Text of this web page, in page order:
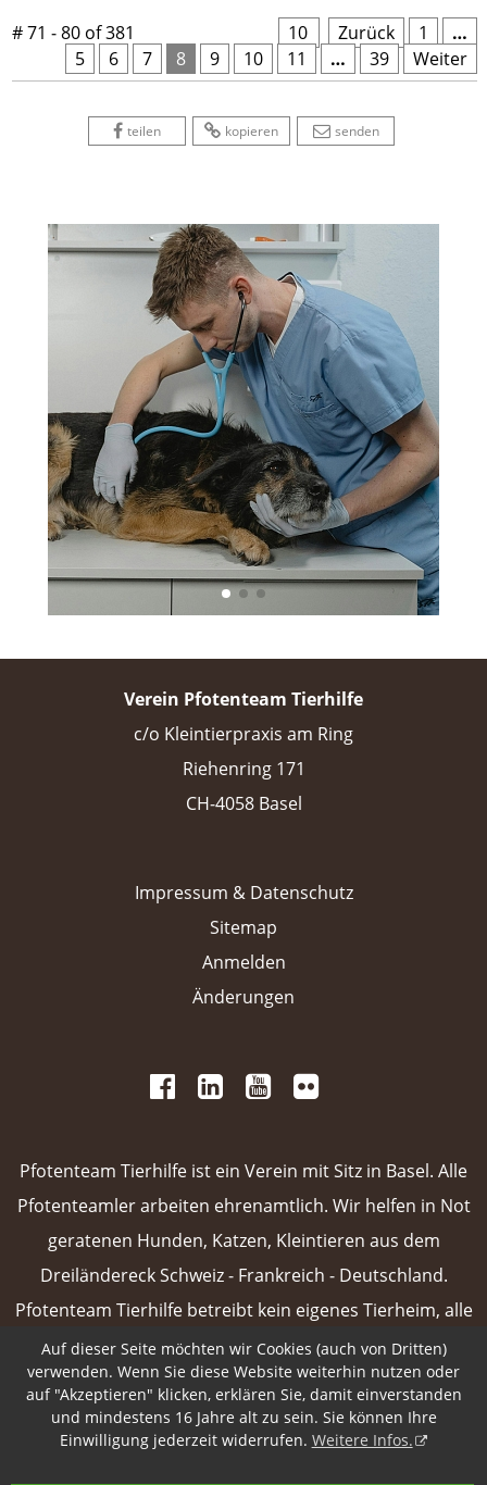
# 71 - 80 of 381 10 Zurück 1
…
5
6 7 8 9 10 11 … 39 Weiter
teilen kopieren senden
Verein Pfotenteam Tierhilfe
c/o Kleintierpraxis am Ring
Riehenring 171
CH-4058 Basel
Impressum & Datenschutz
Sitemap
Anmelden
Änderungen
Pfotenteam Tierhilfe ist ein Verein mit Sitz in Basel. Alle
Pfotenteamler arbeiten ehrenamtlich. Wir helfen in Not
geratenen Hunden, Katzen, Kleintieren aus dem
Dreiländereck Schweiz - Frankreich - Deutschland.
Pfotenteam Tierhilfe betreibt kein eigenes Tierheim, alle
unsere Vermittlungstiere sind in Pflegefamilien oder
Tierpensionen untergebracht.Weiterlesen
Auf dieser Seite möchten wir Cookies (auch von Dritten)
verwenden. Wenn Sie diese Website weiterhin nutzen oder
auf "Akzeptieren" klicken, erklären Sie, damit einverstanden
und mindestens 16 Jahre alt zu sein. Sie können Ihre
Einwilligung jederzeit widerrufen. Weitere Infos.